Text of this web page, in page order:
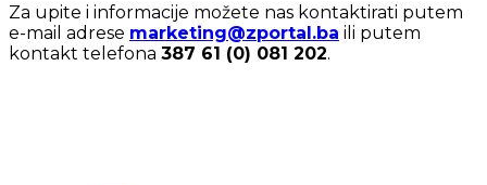
Za upite i informacije možete nas kontaktirati putem
e-mail adrese marketing@zportal.ba ili putem
kontakt telefona 387 61 (0) 081 202.